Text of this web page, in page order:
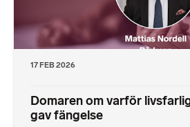
17 FEB 2026
Domaren om varför
gav fängelse